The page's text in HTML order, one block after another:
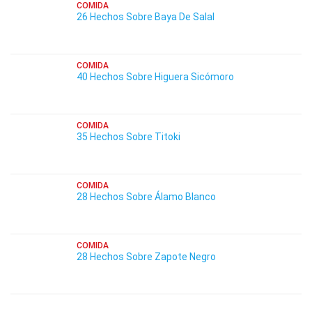
COMIDA
26 Hechos Sobre Baya De Salal
COMIDA
40 Hechos Sobre Higuera Sicómoro
COMIDA
35 Hechos Sobre Titoki
COMIDA
28 Hechos Sobre Álamo Blanco
COMIDA
28 Hechos Sobre Zapote Negro